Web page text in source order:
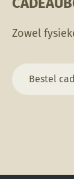
handen
niet eten,
Zowel
Bestel